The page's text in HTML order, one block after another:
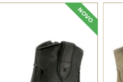
NOVO